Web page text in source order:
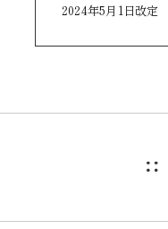
2024年5月1日改